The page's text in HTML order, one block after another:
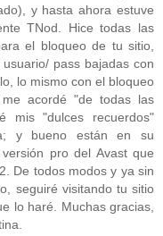
y hasta ahora estuve
TNod. Hice todas las
el bloqueo de tu sitio,
pass bajadas con
lo mismo con el bloqueo
acordé "de todas las
mis "dulces recuerdos"
y bueno están en su
pro del Avast que
De todos modos y ya sin
seguiré visitando tu sitio
lo haré. Muchas gracias,